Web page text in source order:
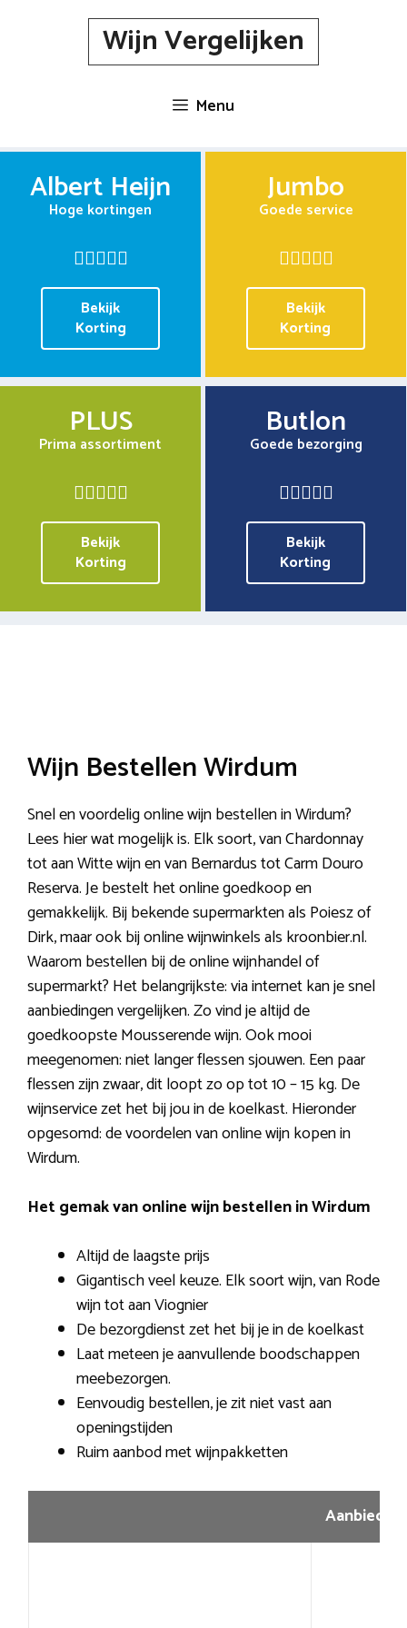
Wijn Vergelijken
Menu
Albert Heijn
Hoge kortingen
Bekijk
Korting
Jumbo
Goede service
Bekijk
Korting
PLUS
Prima assortiment
Bekijk
Korting
Butlon
Goede bezorging
Bekijk
Korting
Wijn Bestellen Wirdum
Snel en voordelig online wijn bestellen in Wirdum?
Lees hier wat mogelijk is. Elk soort, van Chardonnay
tot aan Witte wijn en van Bernardus tot Carm Douro
Reserva. Je bestelt het online goedkoop en
gemakkelijk. Bij bekende supermarkten als Poiesz of
Dirk, maar ook bij online wijnwinkels als kroonbier.nl.
Waarom bestellen bij de online wijnhandel of
supermarkt? Het belangrijkste: via internet kan je snel
aanbiedingen vergelijken. Zo vind je altijd de
goedkoopste Mousserende wijn. Ook mooi
meegenomen: niet langer flessen sjouwen. Een paar
flessen zijn zwaar, dit loopt zo op tot 10 – 15 kg. De
wijnservice zet het bij jou in de koelkast. Hieronder
opgesomd: de voordelen van online wijn kopen in
Wirdum.
Het gemak van online wijn bestellen in Wirdum
Altijd de laagste prijs
Gigantisch veel keuze. Elk soort wijn, van Rode
wijn tot aan Viognier
De bezorgdienst zet het bij je in de koelkast
Laat meteen je aanvullende boodschappen
meebezorgen.
Eenvoudig bestellen, je zit niet vast aan
openingstijden
Ruim aanbod met wijnpakketten